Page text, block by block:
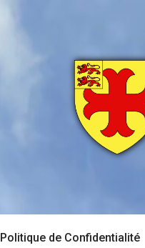
Politique de Confidentialité